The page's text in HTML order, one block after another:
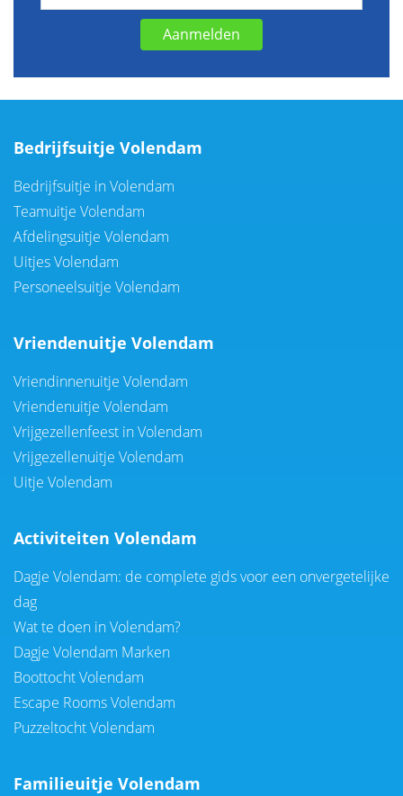
Aanmelden
Bedrijfsuitje Volendam
Bedrijfsuitje in Volendam
Teamuitje Volendam
Afdelingsuitje Volendam
Uitjes Volendam
Personeelsuitje Volendam
Vriendenuitje Volendam
Vriendinnenuitje Volendam
Vriendenuitje Volendam
Vrijgezellenfeest in Volendam
Vrijgezellenuitje Volendam
Uitje Volendam
Activiteiten Volendam
Dagje Volendam: de complete gids voor een onvergetelijke
dag
Wat te doen in Volendam?
Dagje Volendam Marken
Boottocht Volendam
Escape Rooms Volendam
Puzzeltocht Volendam
Familieuitje Volendam